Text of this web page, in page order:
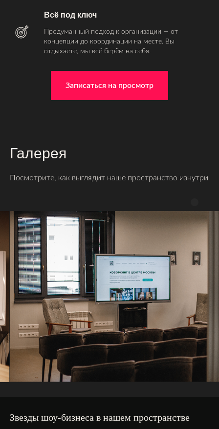
Всё под ключ
Продуманный подход к организации — от
концепции до координации на месте. Вы
отдыхаете, мы всё берём на себя.
Записаться на просмотр
Галерея
Посмотрите, как выглядит наше пространство изнутри
Звезды шоу-бизнеса в нашем пространстве